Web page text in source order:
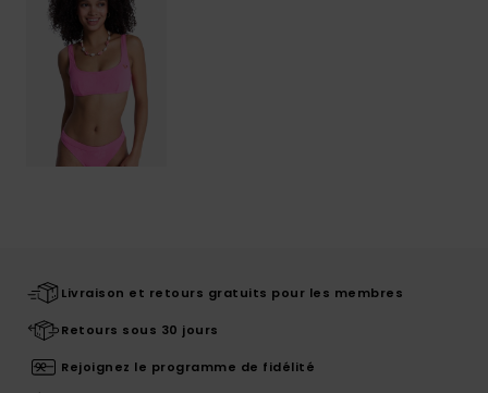
Livraison et retours gratuits pour les membres
Retours sous 30 jours
Rejoignez le programme de fidélité